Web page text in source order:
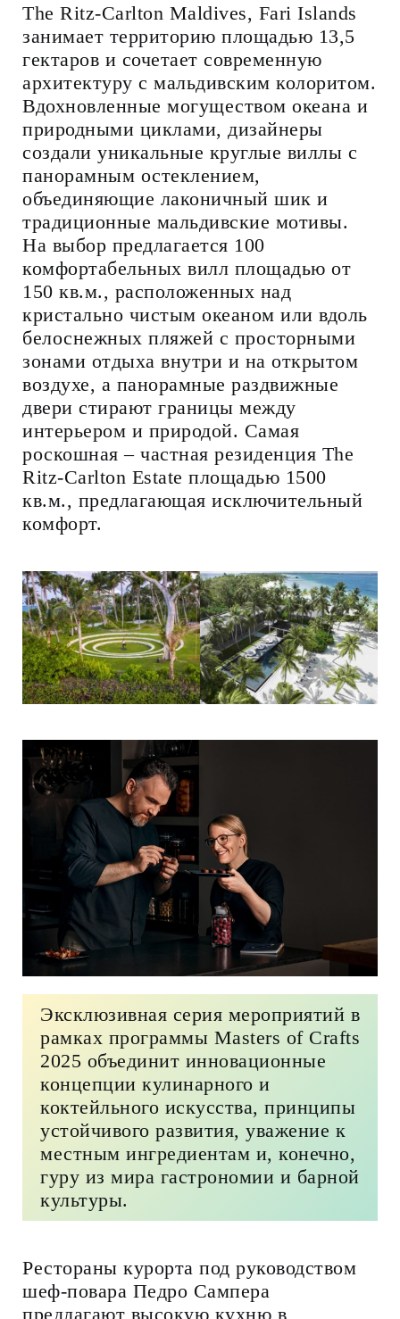
The Ritz-Carlton Maldives, Fari Islands
занимает территорию площадью 13,5
гектаров и сочетает современную
архитектуру с мальдивским колоритом.
Вдохновленные могуществом океана и
природными циклами, дизайнеры
создали уникальные круглые виллы с
панорамным остеклением,
объединяющие лаконичный шик и
традиционные мальдивские мотивы.
На выбор предлагается 100
комфортабельных вилл площадью от
150 кв.м., расположенных над
кристально чистым океаном или вдоль
белоснежных пляжей с просторными
зонами отдыха внутри и на открытом
воздухе, а панорамные раздвижные
двери стирают границы между
интерьером и природой. Самая
роскошная – частная резиденция The
Ritz-Carlton Estate площадью 1500
кв.м., предлагающая исключительный
комфорт.
Эксклюзивная серия мероприятий в
рамках программы Masters of Crafts
2025 объединит инновационные
концепции кулинарного и
коктейльного искусства, принципы
устойчивого развития, уважение к
местным ингредиентам и, конечно,
гуру из мира гастрономии и барной
культуры.
Рестораны курорта под руководством
шеф-повара Педро Сампера
предлагают высокую кухню в